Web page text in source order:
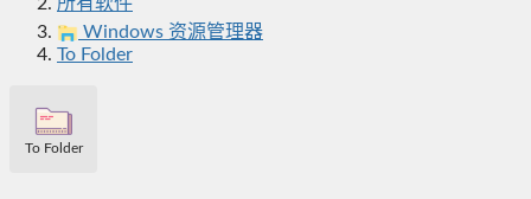
Windows 资源管理器
To Folder
To Folder